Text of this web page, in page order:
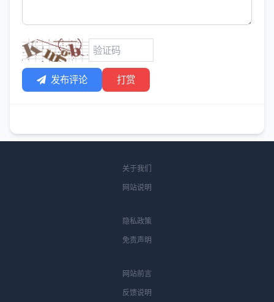
发布评论 打赏
关于我们
网站说明
隐私政策
免责声明
网站前言
反馈说明